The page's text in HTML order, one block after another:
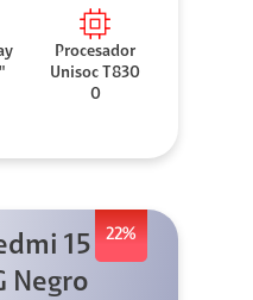
Procesador
Unisoc T830
0
22%
15
Negro